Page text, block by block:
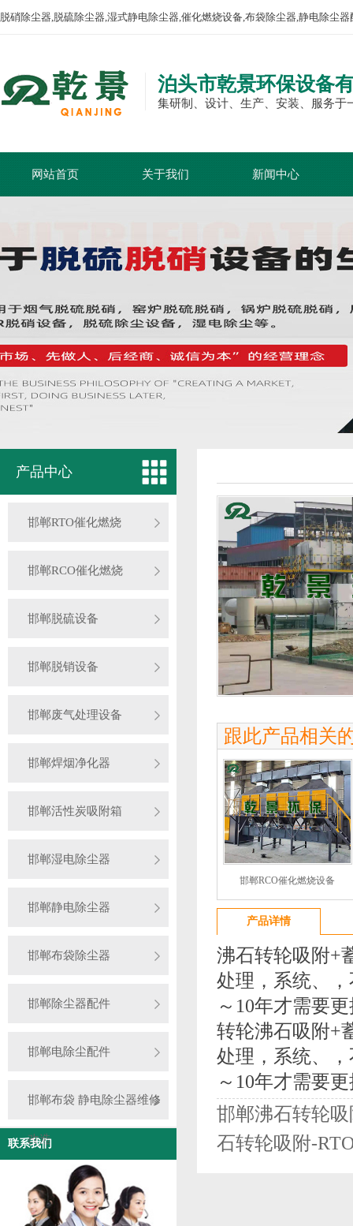
脱硝除尘器,脱硫除尘器,湿式静电除尘器,催化燃烧设备,布袋除尘器,静电除尘
泊头市乾景环保设备
集研制、设计、生产、安装、服务于
网站首页 关于我们 新闻中心
产品中心
邯郸RTO催化燃烧
邯郸RCO催化燃烧
邯郸脱硫设备
邯郸脱销设备
邯郸废气处理设备
邯郸焊烟净化器
邯郸活性炭吸附箱
邯郸湿电除尘器
邯郸静电除尘器
邯郸布袋除尘器
邯郸除尘器配件
邯郸电除尘配件
邯郸布袋 静电除尘器维修
改造
联系我们
跟此产品相关
邯郸RCO催化燃烧设备
产品详情
沸石转轮吸附+
处理，系统、
～10年才需要
转轮沸石吸附+
处理，系统、
～10年才需要
邯郸沸石转轮
石转轮吸附-